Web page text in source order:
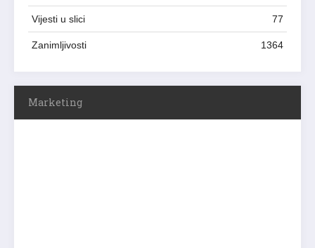
Vijesti u slici 77
Zanimljivosti 1364
Marketing